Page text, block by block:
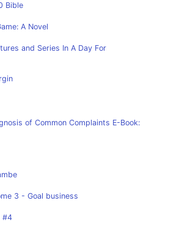
Bible
A Novel
and Series In A Day For
of Common Complaints E-Book:
3 - Goal business
#4